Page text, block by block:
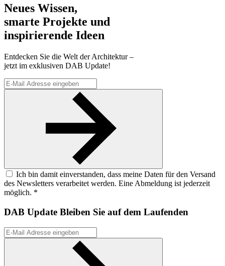
Neues Wissen,
smarte Projekte und
inspirierende Ideen
Entdecken Sie die Welt der Architektur –
jetzt im exklusiven DAB Update!
Ich bin damit einverstanden, dass meine Daten für den Versand
des Newsletters verarbeitet werden. Eine Abmeldung ist jederzeit
möglich. *
DAB Update Bleiben Sie auf dem Laufenden